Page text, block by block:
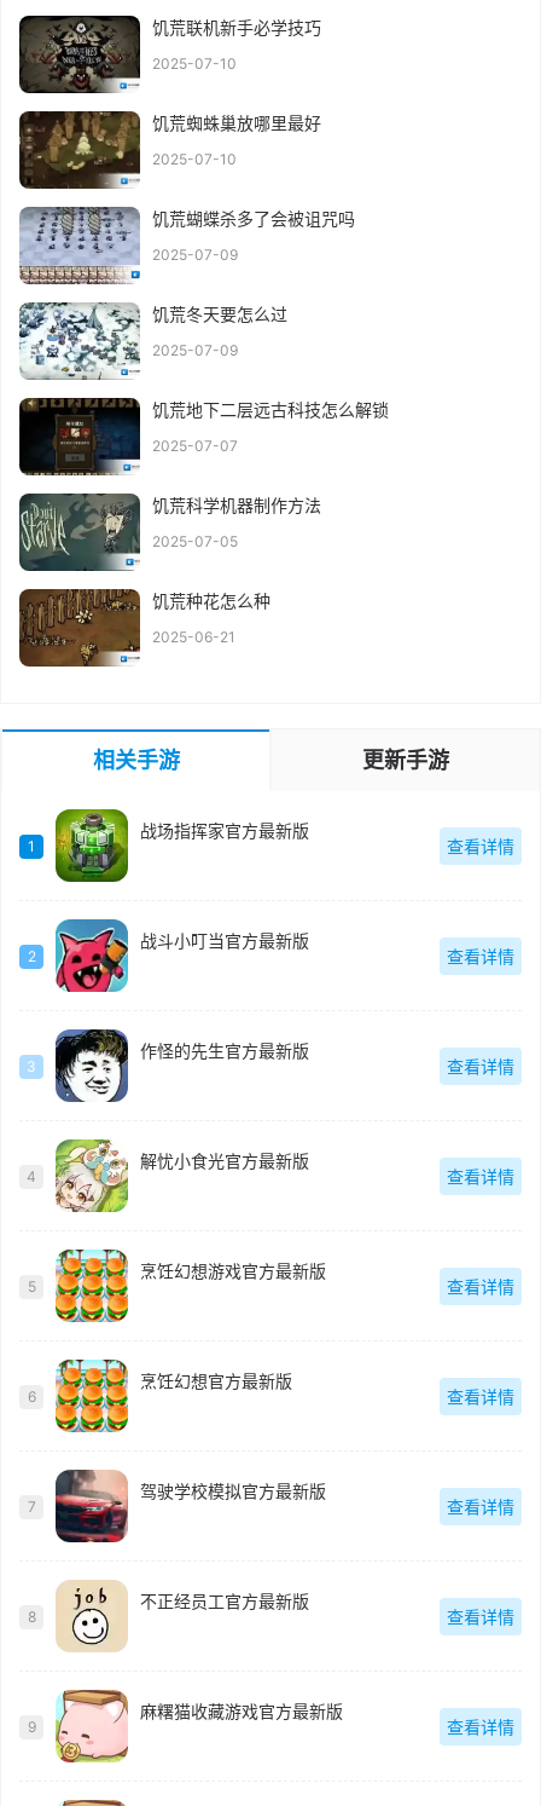
饥荒联机新手必学技巧
2025-07-10
饥荒蜘蛛巢放哪里最好
2025-07-10
饥荒蝴蝶杀多了会被诅咒吗
2025-07-09
饥荒冬天要怎么过
2025-07-09
饥荒地下二层远古科技怎么解锁
2025-07-07
饥荒科学机器制作方法
2025-07-05
饥荒种花怎么种
2025-06-21
相关手游 更新手游
1
战场指挥家官方最新版
查看详情
2
战斗小叮当官方最新版
查看详情
3
作怪的先生官方最新版
查看详情
4
解忧小食光官方最新版
查看详情
5
烹饪幻想游戏官方最新版
查看详情
6
烹饪幻想官方最新版
查看详情
7
驾驶学校模拟官方最新版
查看详情
8
不正经员工官方最新版
查看详情
9
麻糬猫收藏游戏官方最新版
查看详情